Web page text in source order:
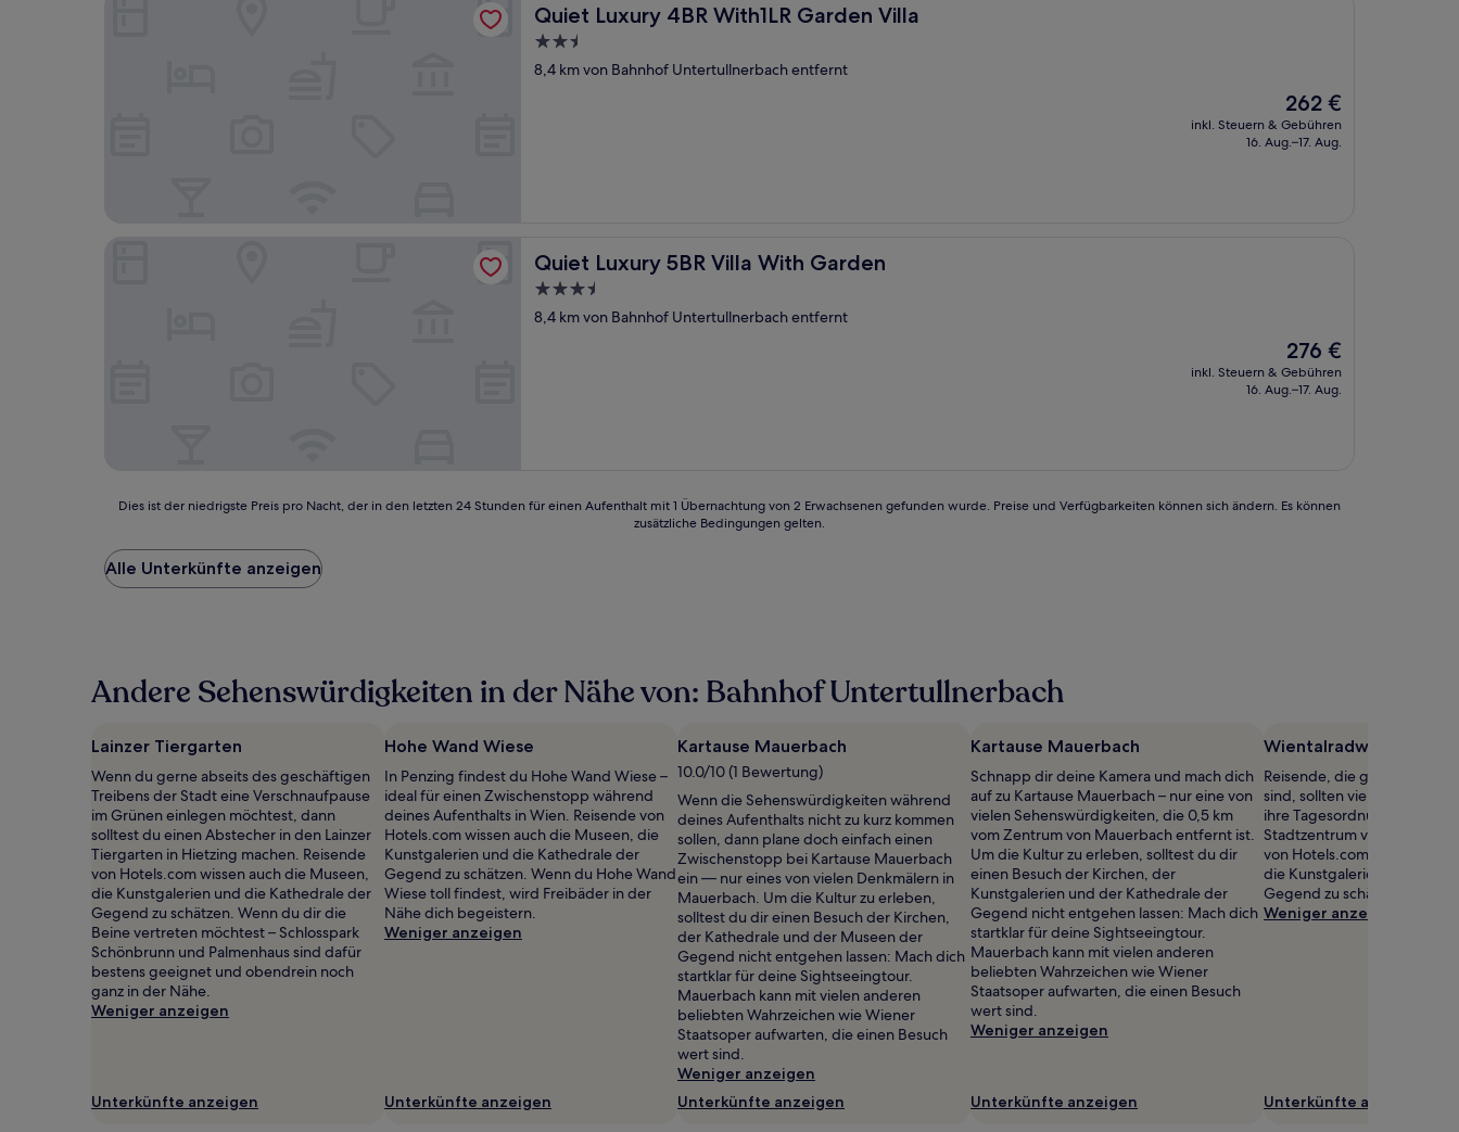
Quiet Luxury 4BR With1LR Garden Villa
Quiet Luxury 4BR With1LR Garden Villa
2.5-
Sterne-
8,4 km von Bahnhof Untertullnerbach entfernt
Der
Preis
beträgt
262 €
inkl. Steuern & Gebühren
16. Aug.–17. Aug.
Quiet Luxury 5BR Villa With Garden
Quiet Luxury 5BR Villa With Garden
3.5-
Sterne-
8,4 km von Bahnhof Untertullnerbach entfernt
Der
Preis
beträgt
276 €
inkl. Steuern & Gebühren
16. Aug.–17. Aug.
Dies
der
niedrigste
Preis
den
letzten
für
Aufenthalt
mit
1 Übernachtung
von
2 Erwachsenen
gefunden
wurde.
Preise
und
Verfügbarkeiten
können
sich
ändern.
Bedingungen
gelten.
Dies ist der niedrigste Preis pro Nacht, der in den letzten 24 Stunden für einen Aufenthalt mit 1 Übernachtung von 2 Erwachsenen gefunden wurde. Preise und Verfügbarkeiten können sich ändern. Es können
zusätzliche Bedingungen gelten.
Alle Unterkünfte anzeigen
Andere Sehenswürdigkeiten in der Nähe von: Bahnhof Untertullnerbach
Lainzer Tiergarten
Wenn du gerne abseits des geschäftigen
Treibens der Stadt eine Verschnaufpause
im Grünen einlegen möchtest, dann
solltest du einen Abstecher in den Lainzer
Tiergarten in Hietzing machen. Reisende
von Hotels.com wissen auch die Museen,
die Kunstgalerien und die Kathedrale der
Gegend zu schätzen. Wenn du dir die
Beine vertreten möchtest – Schlosspark
Schönbrunn und Palmenhaus sind dafür
bestens geeignet und obendrein noch
ganz in der Nähe.
Weniger anzeigen
Unterkünfte anzeigen
Hohe Wand Wiese
In Penzing findest du Hohe Wand Wiese –
ideal für einen Zwischenstopp während
deines Aufenthalts in Wien. Reisende von
Hotels.com wissen auch die Museen, die
Kunstgalerien und die Kathedrale der
Gegend zu schätzen. Wenn du Hohe Wand
Wiese toll findest, wird Freibäder in der
Nähe dich begeistern.
Weniger anzeigen
Unterkünfte anzeigen
Kartause Mauerbach
10.0/10 (1 Bewertung)
Wenn die Sehenswürdigkeiten während
deines Aufenthalts nicht zu kurz kommen
sollen, dann plane doch einfach einen
Zwischenstopp bei Kartause Mauerbach
ein — nur eines von vielen Denkmälern in
Mauerbach. Um die Kultur zu erleben,
solltest du dir einen Besuch der Kirchen,
der Kathedrale und der Museen der
Gegend nicht entgehen lassen: Mach dich
startklar für deine Sightseeingtour.
Mauerbach kann mit vielen anderen
beliebten Wahrzeichen wie Wiener
Staatsoper aufwarten, die einen Besuch
wert sind.
Weniger anzeigen
Unterkünfte anzeigen
Kartause Mauerbach
Schnapp dir deine Kamera und mach dich
auf zu Kartause Mauerbach – nur eine von
vielen Sehenswürdigkeiten, die 0,5 km
vom Zentrum von Mauerbach entfernt ist.
Um die Kultur zu erleben, solltest du dir
einen Besuch der Kirchen, der
Kunstgalerien und der Kathedrale der
Gegend nicht entgehen lassen: Mach dich
startklar für deine Sightseeingtour.
Mauerbach kann mit vielen anderen
beliebten Wahrzeichen wie Wiener
Staatsoper aufwarten, die einen Besuch
wert sind.
Weniger anzeigen
Unterkünfte anzeigen
Wientalradweg
Reisende, die gern an der
sind, sollten vielleicht
ihre Tagesordnung setzen,
Stadtzentrum von Wien
von Hotels.com wissen
die Kunstgalerien und die
Gegend zu schätzen.
Weniger anzeigen
Unterkünfte anzeigen